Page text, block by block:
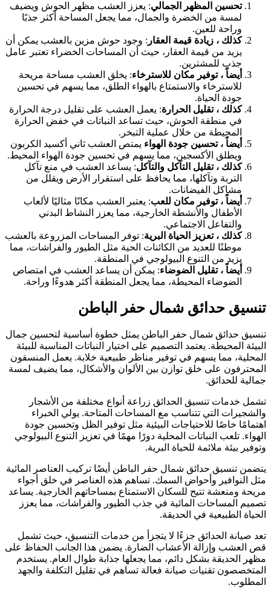
تحسين المظهر الجمالي: يعزز العشب مظهر الحوش ويضيف
لمسة من الخضرة والجمال، مما يجعل المساحة أكثر جذبًا
وراحة للعين.
كذلك ، زيادة قيمة العقار : وجود حوش مزين بالعشب يمكن أن
يزيد من قيمة العقار، حيث أن المساحات الخضراء تعتبر عامل
جذب للمشترين.
أيضاً ، توفير مكان للاسترخاء: يخلق العشب مساحة مريحة
للاسترخاء والاستمتاع بالهواء الطلق، مما يسهم في تحسين
جودة الحياة.
كذلك ، تقليل الحرارة: يعمل العشب على تقليل درجة الحرارة
في منطقة الحوش، حيث تساعد النباتات في خفض الحرارة
المحيطة من خلال عملية التبخر.
أيضاً ، تحسين جودة الهواء يمتص العشب ثاني أكسيد الكربون
ويطلق الأكسجين، مما يسهم في تحسين جودة الهواء المحيط.
كذلك ، تقليل التآكل والتآكل: يساعد العشب في منع تآكل
التربة وتآكلها، مما يحافظ على استقرار الأرض ويقلل من
مشاكل الفيضانات.
أيضاً ، توفير مكان للعب: يعتبر العشب مكانًا مثاليًا لألعاب
الأطفال والأنشطة الخارجية، مما يعزز النشاط البدني
والتفاعل الاجتماعي.
كذلك ، تعزيز الحياة البرية: توفر المساحات المزروعة بالعشب
موطنًا للعديد من الكائنات الحية مثل الطيور والفراشات، مما
يزيد من التنوع البيولوجي في المنطقة.
أيضاً ، تقليل الضوضاء: يمكن أن يساعد العشب في امتصاص
الضوضاء المحيطة، مما يجعل المنطقة أكثر هدوءًا وراحة.
تنسيق حدائق شمال حفر الباطن
تنسيق حدائق شمال حفر الباطن يمثل خطوة أساسية لتحسين جمال
البيئة المحيطة. يعتمد التصميم على اختيار النباتات المناسبة للبيئة
المحلية، مما يسهم في توفير مناظر طبيعية خلابة. يعمل المنسقون
المحترفون على خلق توازن بين الألوان والأشكال، مما يضيف لمسة
جمالية للحدائق.
تشمل خدمات تنسيق الحدائق زراعة أنواع مختلفة من الأشجار
والشجيرات التي تتناسب مع المساحات المتاحة. يولي الخبراء
اهتمامًا خاصًا للاحتياجات البيئية مثل توفير الظل وتحسين جودة
الهواء. تلعب النباتات المحلية دورًا مهمًا في تعزيز التنوع البيولوجي
وتوفير بيئة ملائمة للحياة البرية.
يتضمن تنسيق حدائق شمال حفر الباطن أيضًا تركيب العناصر المائية
مثل النوافير وأحواض السمك. تساهم هذه العناصر في خلق أجواء
مريحة ومنعشة تتيح للسكان الاستمتاع بمساحاتهم الخارجية. يساعد
تصميم المساحات المائية في جذب الطيور والفراشات، مما يعزز
الحياة الطبيعية في الحديقة.
تعد صيانة الحدائق جزءًا لا يتجزأ من خدمات التنسيق، حيث تشمل
قص العشب وإزالة الأعشاب الضارة. يضمن هذا الجانب الحفاظ على
مظهر الحديقة بشكل دائم، مما يجعلها جذابة طوال العام. يستخدم
المتخصصون تقنيات صيانة فعالة تساهم في تقليل التكلفة والجهد
المطلوب.